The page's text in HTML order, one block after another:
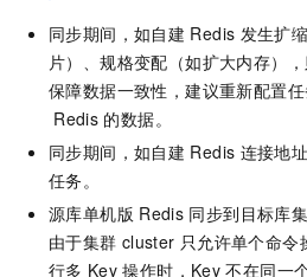
同步期间，如自建 Redis 发生扩
片）、规格变配（如扩大内存）
保障数据一致性，建议重新配置
Redis 的数据。
同步期间，如自建 Redis 连接地
任务。
源库单机版 Redis 同步到目标库
由于集群 cluster 只允许单个命令
行多 Key 操作时，Key 不在同一